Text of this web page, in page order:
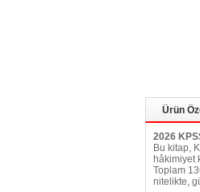
Ürün
2026
Bu kitap,
hâkimiyet
Toplam
nitelikte,